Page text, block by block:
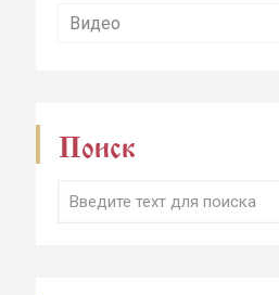
Видео
Поиск